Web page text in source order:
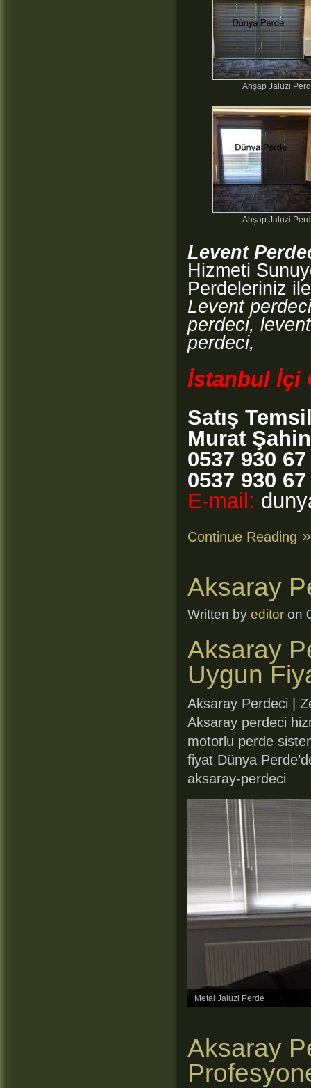
Ahşap Jaluzi
Ahşap Jaluzi
Levent
Hizmeti
Perdeleriniz
Levent
perdeci,
perdeci,
İstanbul İçi
Satış
Murat Şahin
0537 930
0537 930
E-mail:
Continue Reading
Aksaray
Written by editor on
Aksaray
Uygun
Aksaray Perdeci |
Aksaray perdeci
motorlu perde
fiyat Dünya
aksaray-perdeci
Metal Jaluzi Perde
Aksaray